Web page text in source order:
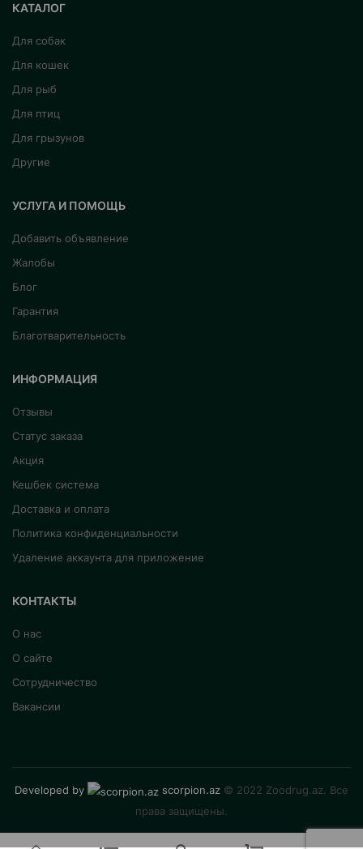
КАТАЛОГ
Для собак
Для кошек
Для рыб
Для птиц
Для грызунов
Другие
УСЛУГА И ПОМОЩЬ
Добавить объявление
Жалобы
Блог
Гарантия
Благотварительность
ИНФОРМАЦИЯ
Отзывы
Статус заказа
Акция
Кешбек система
Доставка и оплата
Политика конфиденциальности
Удаление аккаунта для приложение
КОНТАКТЫ
О нас
О сайте
Сотрудничество
Вакансии
Developed by scorpion.az © 2022 Zoodrug.az. Все
права защищены.